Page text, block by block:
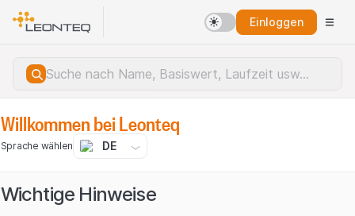
Einloggen
Willkommen bei Leonteq
Sprache wählen DE
Wichtige Hinweise